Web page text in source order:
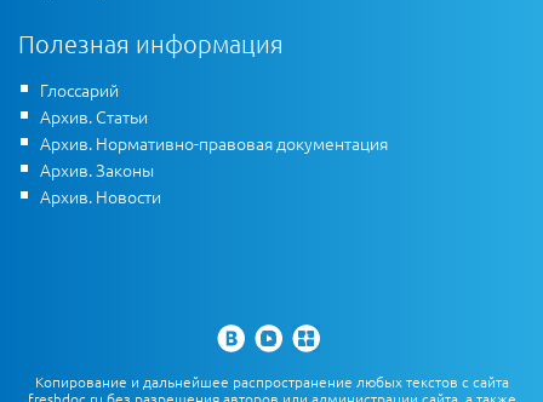
Полезная информация
Глоссарий
Архив. Статьи
Архив. Нормативно-правовая документация
Архив. Законы
Архив. Новости
Копирование и дальнейшее распространение любых текстов с сайта